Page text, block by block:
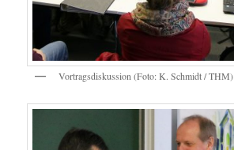
Vortragsdiskussion (Foto: K. Schmidt / THM)